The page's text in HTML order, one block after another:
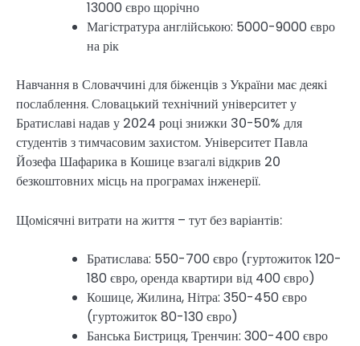
13000 євро щорічно
Магістратура англійською: 5000-9000 євро
на рік
Навчання в Словаччині для біженців з України має деякі
послаблення. Словацький технічний університет у
Братиславі надав у 2024 році знижки 30-50% для
студентів з тимчасовим захистом. Університет Павла
Йозефа Шафарика в Кошице взагалі відкрив 20
безкоштовних місць на програмах інженерії.
Щомісячні витрати на життя – тут без варіантів:
Братислава: 550-700 євро (гуртожиток 120-
180 євро, оренда квартири від 400 євро)
Кошице, Жилина, Нітра: 350-450 євро
(гуртожиток 80-130 євро)
Банська Бистриця, Тренчин: 300-400 євро